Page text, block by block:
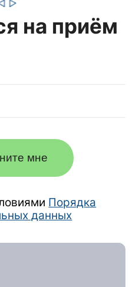
на приём
мне
Порядка
данных